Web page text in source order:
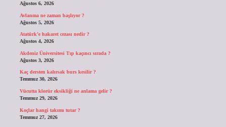
Ağustos 6, 2026
Avlanma ne zaman başlıyor ?
Ağustos 5, 2026
Atatürk’e hakaret cezası nedir ?
Ağustos 4, 2026
Akdeniz Üniversitesi Tıp kaçıncı sırada ?
Ağustos 3, 2026
Kaç dersten kalırsak burs kesilir ?
Temmuz 30, 2026
Vücutta klorür eksikliği ne anlama gelir ?
Temmuz 29, 2026
Koçlar hangi takımı tutar ?
Temmuz 27, 2026